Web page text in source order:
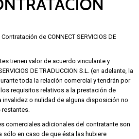
de CONNECT SERVICIOS DE
tienen valor de acuerdo vinculante y
DE TRADUCCION S.L. (en adelante, la
toda la relación comercial y tendrán por
requisitos relativos a la prestación de
invalidez o nulidad de alguna disposición no
restantes.
comerciales adicionales del contratante son
sólo en caso de que ésta las hubiere